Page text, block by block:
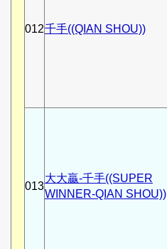
012千手((QIAN SHOU))
013
大大贏-千手((SUPER
WINNER-QIAN SHOU))